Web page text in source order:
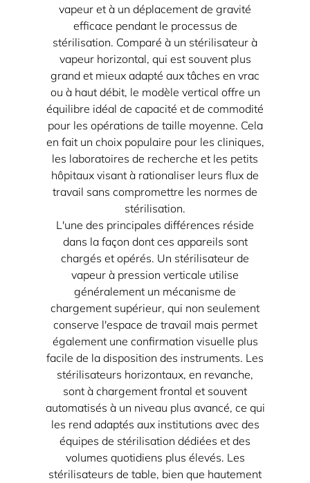
vapeur et à un déplacement de gravité
efficace pendant le processus de
stérilisation. Comparé à un stérilisateur à
vapeur horizontal, qui est souvent plus
grand et mieux adapté aux tâches en vrac
ou à haut débit, le modèle vertical offre un
équilibre idéal de capacité et de commodité
pour les opérations de taille moyenne. Cela
en fait un choix populaire pour les cliniques,
les laboratoires de recherche et les petits
hôpitaux visant à rationaliser leurs flux de
travail sans compromettre les normes de
stérilisation.
L'une des principales différences réside
dans la façon dont ces appareils sont
chargés et opérés. Un stérilisateur de
vapeur à pression verticale utilise
généralement un mécanisme de
chargement supérieur, qui non seulement
conserve l'espace de travail mais permet
également une confirmation visuelle plus
facile de la disposition des instruments. Les
stérilisateurs horizontaux, en revanche,
sont à chargement frontal et souvent
automatisés à un niveau plus avancé, ce qui
les rend adaptés aux institutions avec des
équipes de stérilisation dédiées et des
volumes quotidiens plus élevés. Les
stérilisateurs de table, bien que hautement